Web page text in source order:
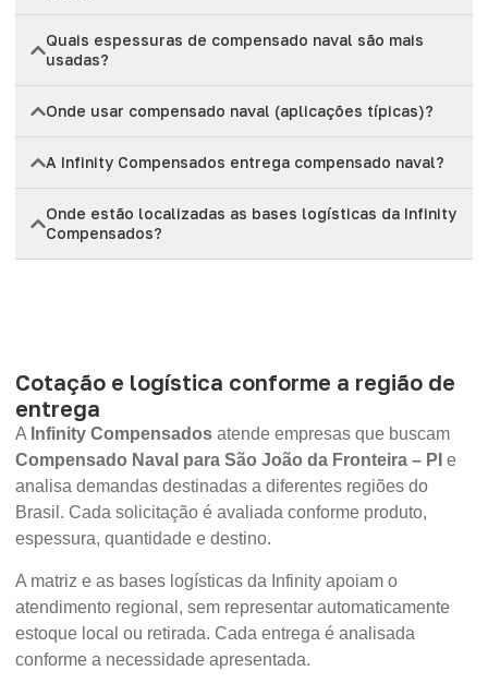
Quais espessuras de compensado naval são mais
usadas?
Onde usar compensado naval (aplicações típicas)?
A Infinity Compensados entrega compensado naval?
Onde estão localizadas as bases logísticas da Infinity
Compensados?
Cotação e logística conforme a região de
entrega
A Infinity Compensados atende empresas que buscam
Compensado Naval para São João da Fronteira – PI e
analisa demandas destinadas a diferentes regiões do
Brasil. Cada solicitação é avaliada conforme produto,
espessura, quantidade e destino.
A matriz e as bases logísticas da Infinity apoiam o
atendimento regional, sem representar automaticamente
estoque local ou retirada. Cada entrega é analisada
conforme a necessidade apresentada.